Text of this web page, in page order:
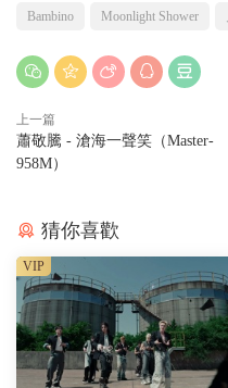
Bambino Moonlight Shower
上一篇
蕭敬騰 - 滄海一聲笑（Master-
958M）
猜你喜歡
VIP